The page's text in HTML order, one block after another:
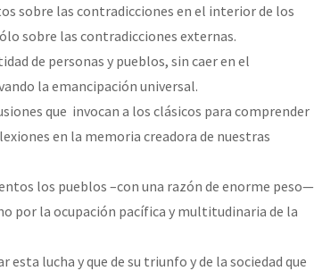
sobre las contradicciones en el interior de los
sobre las contradicciones externas.
de personas y pueblos, sin caer en el
la emancipación universal.
que invocan a los clásicos para comprender
en la memoria creadora de nuestras
los pueblos –con una razón de enorme peso—
por la ocupación pacífica y multitudinaria de la
esta lucha y que de su triunfo y de la sociedad que